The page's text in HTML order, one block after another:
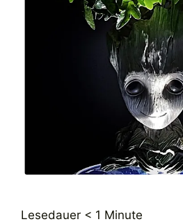
Lesedauer < 1 Minute